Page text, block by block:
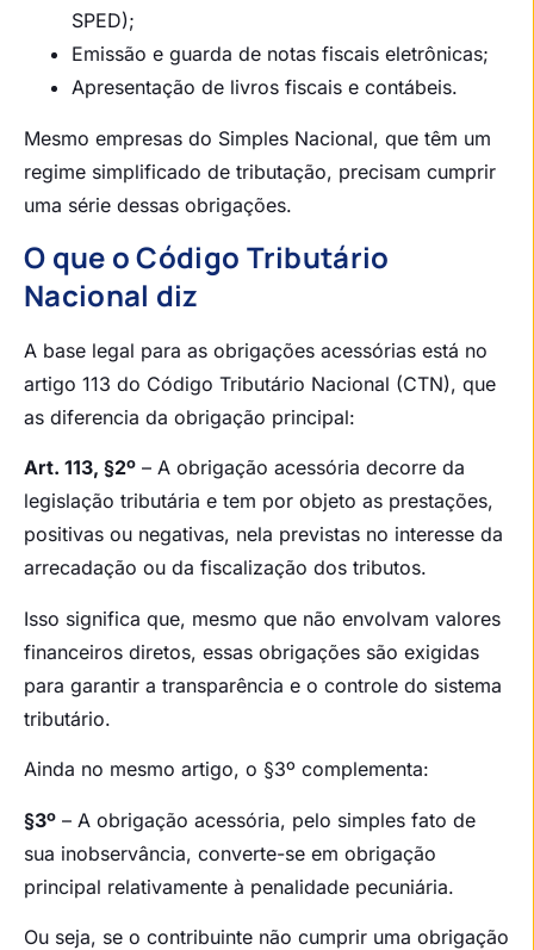
SPED);
Emissão e guarda de notas fiscais eletrônicas;
Apresentação de livros fiscais e contábeis.
Mesmo empresas do Simples Nacional, que têm um
regime simplificado de tributação, precisam cumprir
uma série dessas obrigações.
O que o Código Tributário
Nacional diz
A base legal para as obrigações acessórias está no
artigo 113 do Código Tributário Nacional (CTN), que
as diferencia da obrigação principal:
Art. 113, §2º – A obrigação acessória decorre da
legislação tributária e tem por objeto as prestações,
positivas ou negativas, nela previstas no interesse da
arrecadação ou da fiscalização dos tributos.
Isso significa que, mesmo que não envolvam valores
financeiros diretos, essas obrigações são exigidas
para garantir a transparência e o controle do sistema
tributário.
Ainda no mesmo artigo, o §3º complementa:
§3º – A obrigação acessória, pelo simples fato de
sua inobservância, converte-se em obrigação
principal relativamente à penalidade pecuniária.
Ou seja, se o contribuinte não cumprir uma obrigação